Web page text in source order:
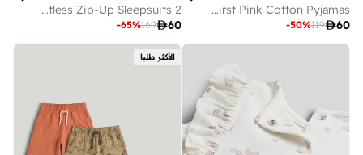
My First Pink Cotton Pyjamas
60
119
-50%
2 Pack Footless Zip-Up Sleepsuits
60
169
-65%
الأكثر طلبا